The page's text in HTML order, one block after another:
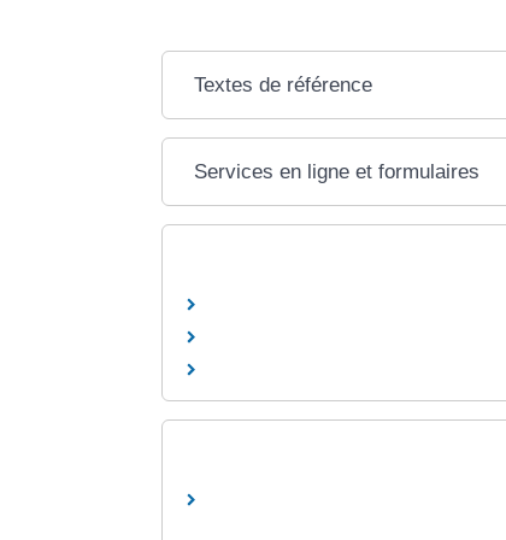
Textes de référence
Services en ligne et formulaires